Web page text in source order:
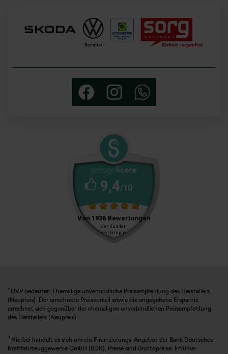
1 UVP bedeutet: Ehemalige unverbindliche Preisempfehlung des Herstellers
(Neupreis). Der errechnete Preisvorteil sowie die angegebene Ersparnis
errechnet sich gegenüber der ehemaligen unverbindlichen Preisempfehlung
des Herstellers (Neupreis).
2 Hierbei handelt es sich um ein Finanzierungs-Angebot der Bank Deutsches
Kraftfahrzeuggewerbe GmbH (BDK). Preise sind Bruttopreise. Irrtümer